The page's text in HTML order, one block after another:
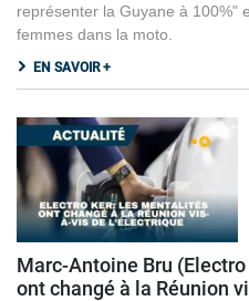
représenter la Guyane à 100%"
femmes dans la moto.
EN SAVOIR +
Marc-Antoine Bru
ont changé à la Réunion